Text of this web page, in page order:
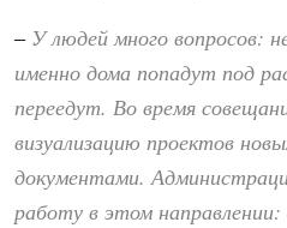
– У людей много вопросов:
именно дома попадут под
переедут. Во время
визуализацию проектов
документами.
работу в этом